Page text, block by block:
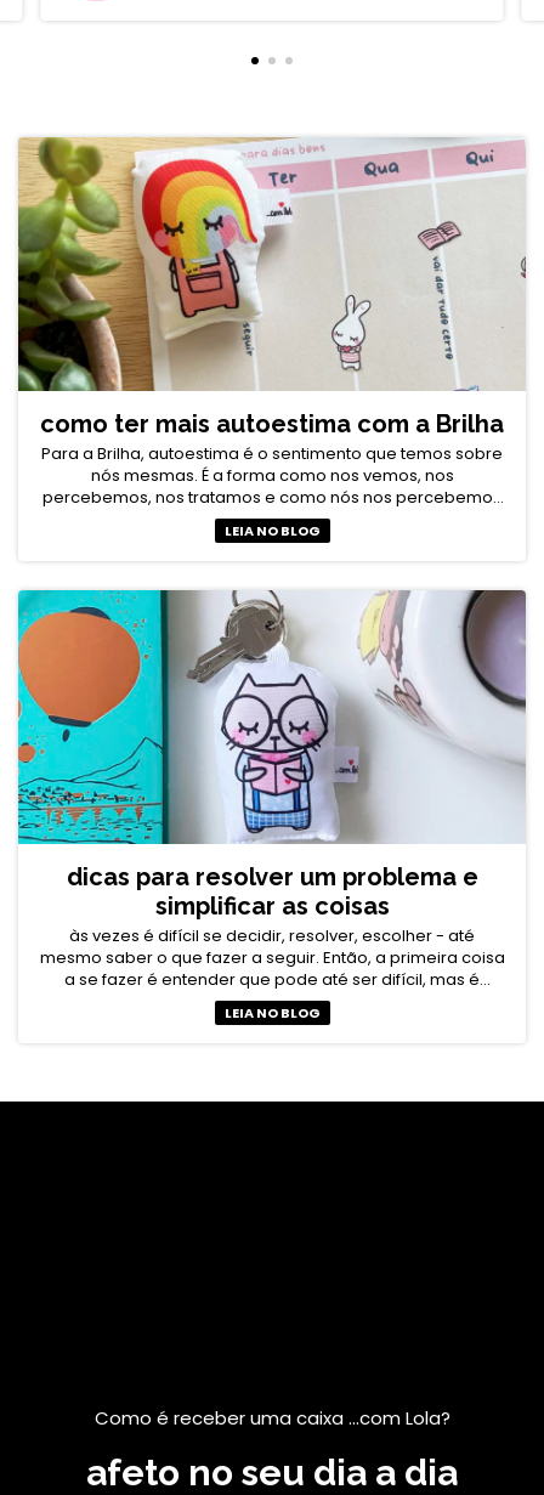
como ter mais autoestima com a Brilha
Para a Brilha, autoestima é o sentimento que temos sobre
nós mesmas. É a forma como nos vemos, nos
percebemos, nos tratamos e como nós nos percebemos
no mundo.
LEIA NO BLOG
dicas para resolver um problema e
simplificar as coisas
às vezes é difícil se decidir, resolver, escolher - até
mesmo saber o que fazer a seguir. Então, a primeira coisa
a se fazer é entender que pode até ser difícil, mas é
simples.
LEIA NO BLOG
Como é receber uma caixa ...com Lola?
afeto no seu dia a dia